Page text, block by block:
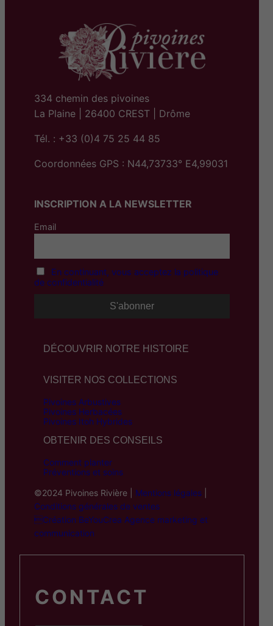
p
r
8
0
à
0
€
334 chemin des pivoines
La Plaine | 26400 CREST | Drôme
Tél. : +33 (0)4 75 25 44 85
Coordonnées GPS : N44,73733° E4,99031
INSCRIPTION A LA NEWSLETTER
Email
En continuant, vous acceptez la politique
de confidentialité
DÉCOUVRIR NOTRE HISTOIRE
VISITER NOS COLLECTIONS
Pivoines Arbustives
Pivoines Herbacées
Pivoines Itoh Hybrides
OBTENIR DES CONSEILS
Comment planter
Préventions et soins
©2024 Pivoines Rivière | Mentions légales
Conditions générales de ventes
Création BeYouCrea Agence marketing et
communication
CONTACT